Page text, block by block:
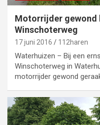
Motorrijder gewond
Winschoterweg
17 juni 2016 112haren
Waterhuizen – Bij een
Winschoterweg in
motorrijder gewond